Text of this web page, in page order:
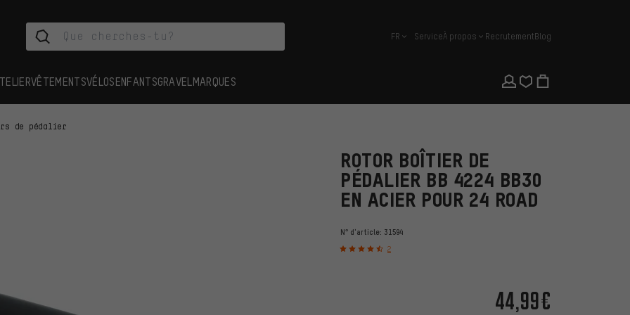
français
FR ServiceÀ propos RecrutementBlog
VÊTEMENTSVÉLOSENFANTSGRAVEL MARQUES
de pédalier
ROTOR BOÎTIER DE
PÉDALIER BB 4224 BB30
EN ACIER POUR 24 ROAD
N° d'article: 31594
2
44,99€